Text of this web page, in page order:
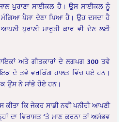
ਪੁਰਾਣਾ ਸਾਈਕਲ ਹੈ। ਉਸ ਸਾਈਕਲ ਨੂੰ
ਪੈਸਾ ਦੇਣਾ ਪਿਆ ਹੈ। ਉਹ ਦਸਦਾ ਹੈ
ਪੁਰਾਣੀ ਮਾਰੂਤੀ ਕਾਰ ਵੀ ਦੇਣ ਲਈ
ਅਤੇ ਗੀਤਕਾਰਾਂ ਦੇ ਲਗਪਗ 300 ਤਵੇ
ਦੇ ਤਵੇ ਵਰਕਿੰਗ ਹਾਲਤ ਵਿੱਚ ਪਏ ਹਨ।
ਉਸ ਨੇ ਸਾਂਭੇ ਹੋਏ ਹਨ।
ਕਿ ਜੇਕਰ ਸਾਡੀ ਨਵੀਂ ਪਨੀਰੀ ਆਪਣੀ
ਦਾ ਵਿਰਾਸਤ ‘ਤੇ ਮਾਣ ਕਰਨਾ ਤਾਂ ਅਸੰਭਵ